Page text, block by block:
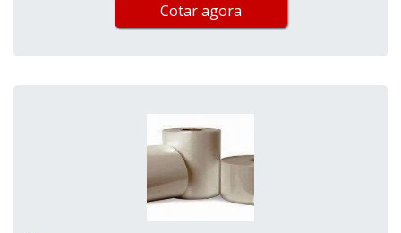
Cotar agora